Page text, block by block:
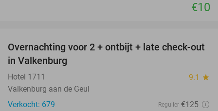
€10
21%
Overnachting voor 2 + ontbijt + late check-out
in Valkenburg
Hotel 1711 9.1 star
Valkenburg aan de Geul
Verkocht: 679
Regulier €125